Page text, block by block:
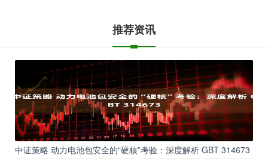
推荐资讯
中证策略 动力电池包安全的“硬核”考验：深度解析 GBT 314673